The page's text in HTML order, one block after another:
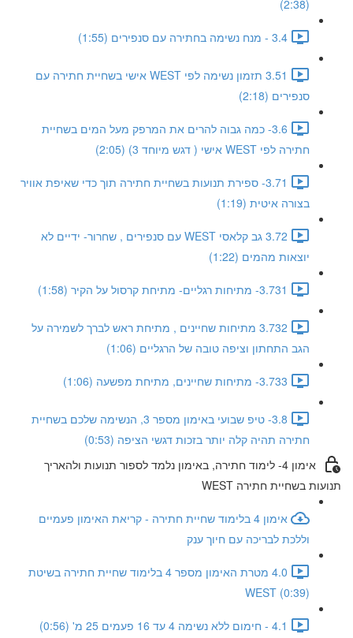
(2:38)
3.4 - מנח נשימה בחתירה עם סנפירים (1:55)
3.51 תזמון נשימה לפי WEST אישי בשחיית חתירה עם
סנפירים (2:18)
3.6- כמה גבוה להרים את המרפק מעל המים בשחיית
חתירה לפי WEST אישי ( דגש מיוחד 3) (2:05)
3.71- ספירת תנועות בשחיית חתירה תוך כדי שאיפת אוויר
בצורה איטית (1:19)
3.72 גב קלאסי WEST עם סנפירים , שחרור- ידיים לא
יוצאות מהמים (1:22)
3.731- מתיחות רגליים- מתיחת קרסול על הקיר (1:58)
3.732 מתיחות שחיינים , מתיחת ראש לברך לשמירה על
הגב התחתון וציפה טובה של הרגליים (1:06)
3.733- מתיחות שחיינים, מתיחת מפשעה (1:06)
3.8- טיפ שבועי באימון מספר 3, הנשימה שלכם בשחיית
חתירה תהיה קלה יותר בזכות דגשי הציפה (0:53)
אימון 4- לימוד חתירה, באימון נלמד לספור תנועות ולהאריך
תנועות בשחיית חתירה WEST
אימון 4 בלימוד שחיית חתירה - קריאת האימון פעמיים
וללכת לבריכה עם חיוך ענק
4.0 מטרת האימון מספר 4 בלימוד שחיית חתירה בשיטת
WEST (0:39)
4.1 - חימום ללא נשימה 4 עד 16 פעמים 25 מ' (0:56)